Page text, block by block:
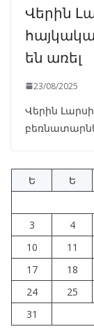
Վերին
են առել
23/08/2025
Վերին
Ե
Ե
3
4
10
11
17
18
24
25
31